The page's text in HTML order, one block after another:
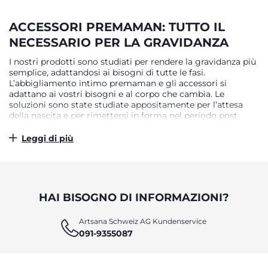
ACCESSORI PREMAMAN: TUTTO IL
NECESSARIO PER LA GRAVIDANZA
I nostri prodotti sono studiati per rendere la gravidanza più
semplice, adattandosi ai bisogni di tutte le fasi.
L’abbigliamento intimo premaman e gli accessori si
adattano ai vostri bisogni e al corpo che cambia. Le
soluzioni sono state studiate appositamente per l’attesa
della nascita e per rimettersi in forma nel periodo post
prodotti dedicati alle prime fasi della genitorialità. La
mamme a vivere questa nuova fase: la nostra linea dei capi
intimi per gravidanza è disegnata per adattarsi con facilità
comfort e libertà di movimento grazie alle spalline più
larghe, mentre le guaine elastiche e le fasce aiutano a
Leggi di più
HAI BISOGNO DI INFORMAZIONI?
Artsana Schweiz AG Kundenservice
091-9355087